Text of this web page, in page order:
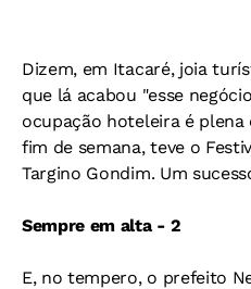
Dizem, em Itacaré, joia
que lá acabou "esse
ocupação hoteleira é
fim de semana, teve o
Targino Gondim. Um
Sempre em alta - 2
E, no tempero, o prefeito